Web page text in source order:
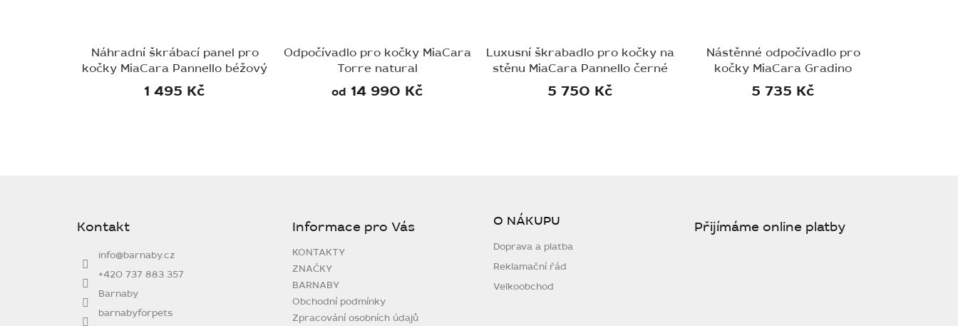
Náhradní škrábací panel pro
kočky MiaCara Pannello béžový
1 495 Kč
Odpočívadlo pro kočky MiaCara
Torre natural
od 14 990 Kč
Luxusní škrabadlo pro kočky na
stěnu MiaCara Pannello černé
5 750 Kč
Nástěnné odpočívadlo pro
kočky MiaCara Gradino
5 735 Kč
Kontakt
info@barnaby.cz
+420 737 883 357
Barnaby
barnabyforpets
Informace pro Vás
KONTAKTY
ZNAČKY
BARNABY
Obchodní podmínky
Zpracování osobních údajů
O NÁKUPU
Doprava a platba
Reklamační řád
Velkoobchod
Přijímáme online platby